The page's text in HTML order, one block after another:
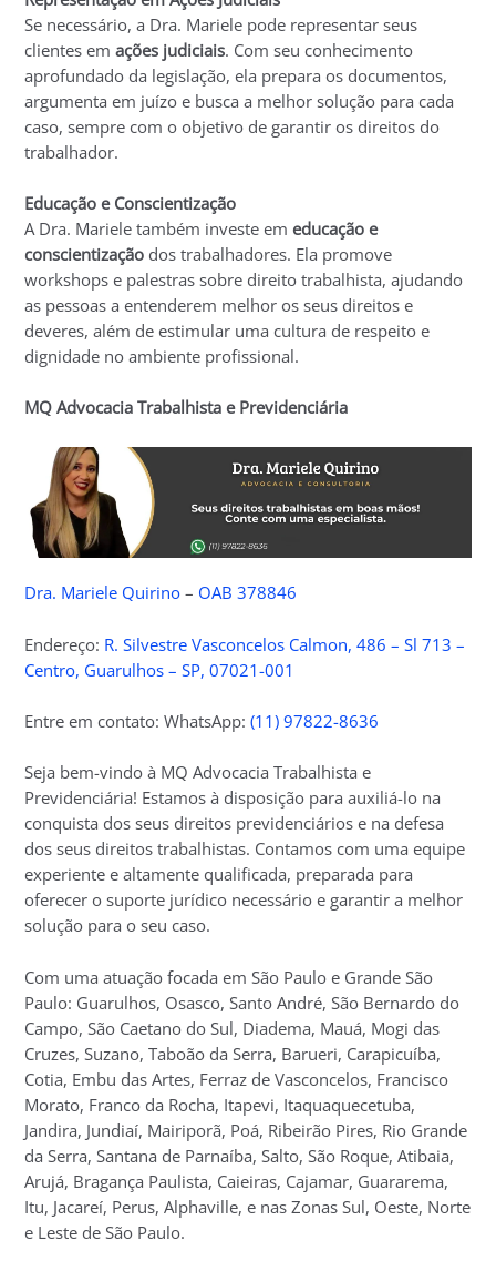
Se necessário, a Dra. Mariele pode representar seus
clientes emações judiciais. Com seu conhecimento
aprofundado da legislação, ela prepara os documentos,
argumenta em juízo e busca a melhor solução para cada
caso, sempre com o objetivo de garantir os direitos do
trabalhador.
Educação e Conscientização
A Dra. Mariele também investe emeducação e
conscientização dos trabalhadores. Ela promove
workshops e palestras sobre direito trabalhista, ajudando
as pessoas a entenderem melhor os seus direitos e
deveres, além de estimular uma cultura de respeito e
dignidade no ambiente profissional.
MQ Advocacia Trabalhista e Previdenciária
Dra. Mariele Quirino – OAB 378846
Endereço: R. Silvestre Vasconcelos Calmon, 486 – Sl 713 –
Centro, Guarulhos – SP, 07021-001
Entre em contato: WhatsApp:(11) 97822-8636
Seja bem-vindo à MQ Advocacia Trabalhista e
Previdenciária! Estamos à disposição para auxiliá-lo na
conquista dos seus direitos previdenciários e na defesa
dos seus direitos trabalhistas. Contamos com uma equipe
experiente e altamente qualificada, preparada para
oferecer o suporte jurídico necessário e garantir a melhor
solução para o seu caso.
Com uma atuação focada em São Paulo e Grande São
Paulo: Guarulhos, Osasco, Santo André, São Bernardo do
Campo, São Caetano do Sul, Diadema, Mauá, Mogi das
Cruzes, Suzano, Taboão da Serra, Barueri, Carapicuíba,
Cotia, Embu das Artes, Ferraz de Vasconcelos, Francisco
Morato, Franco da Rocha, Itapevi, Itaquaquecetuba,
Jandira, Jundiaí, Mairiporã, Poá, Ribeirão Pires, Rio Grande
da Serra, Santana de Parnaíba, Salto, São Roque, Atibaia,
Arujá, Bragança Paulista, Caieiras, Cajamar, Guararema,
Itu, Jacareí, Perus, Alphaville, e nas Zonas Sul, Oeste, Norte
e Leste de São Paulo.